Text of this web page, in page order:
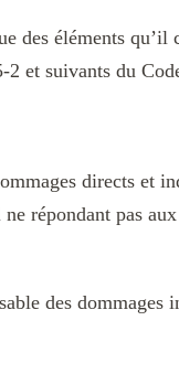
des éléments
et suivants du
directs et
répondant pas
des